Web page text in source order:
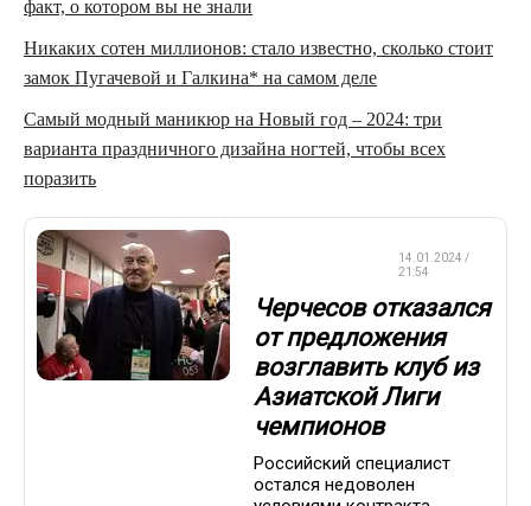
факт, о котором вы не знали
Никаких сотен миллионов: стало известно, сколько стоит
замок Пугачевой и Галкина* на самом деле
Самый модный маникюр на Новый год – 2024: три
варианта праздничного дизайна ногтей, чтобы всех
поразить
14.01.2024 /
21:54
Черчесов отказался
от предложения
возглавить клуб из
Азиатской Лиги
чемпионов
Российский специалист
остался недоволен